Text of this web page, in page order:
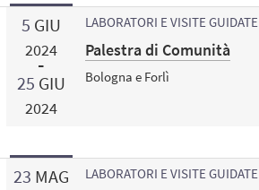
5 GIU
2024
25 GIU
2024
LABORATORI E VISITE GUIDATE
Palestra di Comunità
Bologna e Forlì
23 MAG LABORATORI E VISITE GUIDATE